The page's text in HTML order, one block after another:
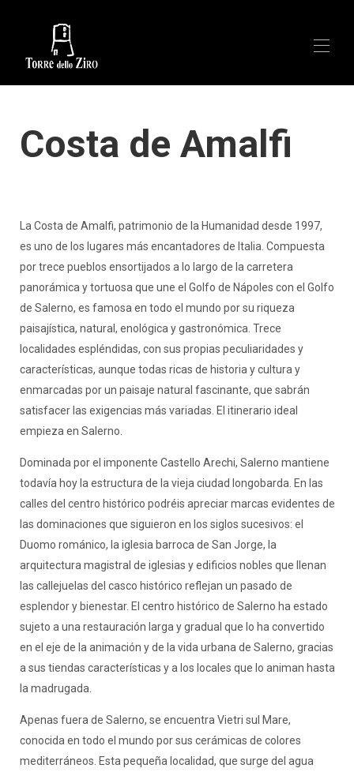
Descripción general ▾
Galería
Mapa
Costa de Amalfi
La Costa de Amalfi, patrimonio de la Humanidad desde 1997,
es uno de los lugares más encantadores de Italia. Compuesta
por trece pueblos ensortijados a lo largo de la carretera
panorámica y tortuosa que une el Golfo de Nápoles con el Golfo
de Salerno, es famosa en todo el mundo por su riqueza
paisajística, natural, enológica y gastronómica. Trece
localidades espléndidas, con sus propias peculiaridades y
características, aunque todas ricas de historia y cultura y
enmarcadas por un paisaje natural fascinante, que sabrán
satisfacer las exigencias más variadas. El itinerario ideal
empieza en Salerno.
Dominada por el imponente Castello Arechi, Salerno mantiene
todavía hoy la estructura de la vieja ciudad longobarda. En las
calles del centro histórico podréis apreciar marcas evidentes de
las dominaciones que siguieron en los siglos sucesivos: el
Duomo románico, la iglesia barroca de San Jorge, la
arquitectura magistral de iglesias y edificios nobles que llenan
las callejuelas del casco histórico reflejan un pasado de
esplendor y bienestar. El centro histórico de Salerno ha estado
sujeto a una restauración larga y gradual que lo ha convertido
en el eje de la animación y de la vida urbana de Salerno, gracias
a sus tiendas características y a los locales que lo animan hasta
la madrugada.
Apenas fuera de Salerno, se encuentra Vietri sul Mare,
conocida en todo el mundo por sus cerámicas de colores
mediterráneos. Esta pequeña localidad, que surge del agua